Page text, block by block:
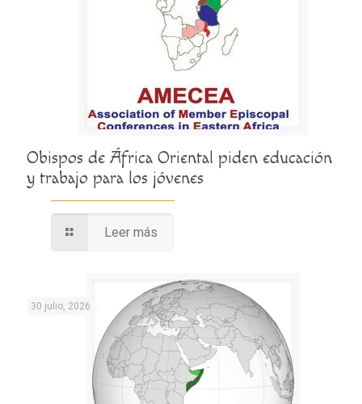
Obispos de África Oriental piden educación
y trabajo para los jóvenes
Leer más
30 julio, 2026